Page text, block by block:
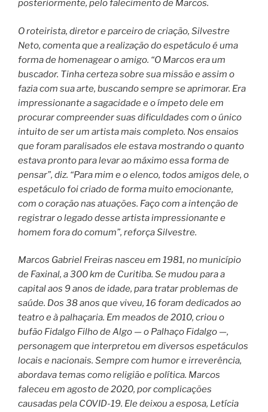
posteriormente, pelo falecimento de Marcos.
O roteirista, diretor e parceiro de criação, Silvestre
Neto, comenta que a realização do espetáculo é uma
forma de homenagear o amigo. “O Marcos era um
buscador. Tinha certeza sobre sua missão e assim o
fazia com sua arte, buscando sempre se aprimorar. Era
impressionante a sagacidade e o ímpeto dele em
procurar compreender suas dificuldades com o único
intuito de ser um artista mais completo. Nos ensaios
que foram paralisados ele estava mostrando o quanto
estava pronto para levar ao máximo essa forma de
pensar”, diz. “Para mim e o elenco, todos amigos dele, o
espetáculo foi criado de forma muito emocionante,
com o coração nas atuações. Faço com a intenção de
registrar o legado desse artista impressionante e
homem fora do comum”, reforça Silvestre.
Marcos Gabriel Freiras nasceu em 1981, no município
de Faxinal, a 300 km de Curitiba. Se mudou para a
capital aos 9 anos de idade, para tratar problemas de
saúde. Dos 38 anos que viveu, 16 foram dedicados ao
teatro e à palhaçaria. Em meados de 2010, criou o
bufão Fidalgo Filho de Algo — o Palhaço Fidalgo —,
personagem que interpretou em diversos espetáculos
locais e nacionais. Sempre com humor e irreverência,
abordava temas como religião e política. Marcos
faleceu em agosto de 2020, por complicações
causadas pela COVID-19. Ele deixou a esposa, Letícia